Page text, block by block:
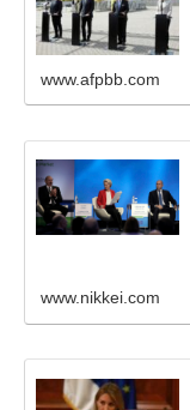
www.afpbb.com
www.nikkei.com